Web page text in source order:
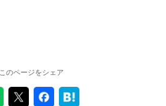
このページをシェア